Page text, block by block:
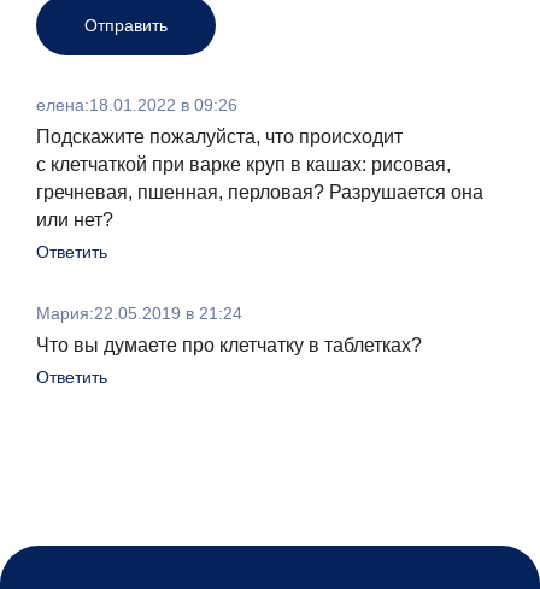
елена:18.01.2022 в 09:26
Подскажите пожалуйста, что происходит
с клетчаткой при варке круп в кашах: рисовая,
гречневая, пшенная, перловая? Разрушается она
или нет?
Ответить
Мария:22.05.2019 в 21:24
Что вы думаете про клетчатку в таблетках?
Ответить